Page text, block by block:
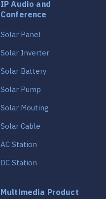
IP Audio and
Conference
Solar Panel
Solar Inverter
Solar Battery
Solar Pump
Solar Mouting
Solar Cable
AC Station
DC Station
Multimedia Product